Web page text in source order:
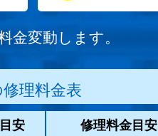
金変動します。
理料金表
安 修理料金目安